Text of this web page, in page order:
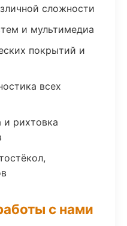
сложности
и мультимедиа
покрытий и
всех
и рихтовка
с нами